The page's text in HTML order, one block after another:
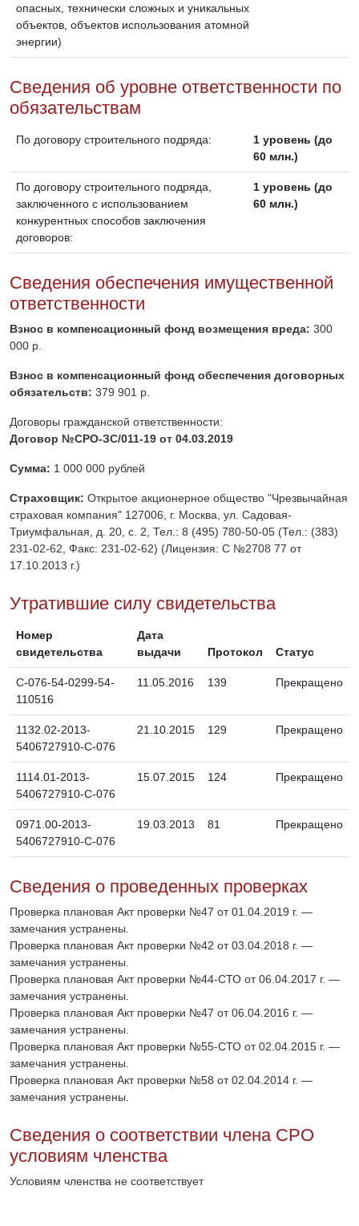
опасных, технически сложных и уникальных
объектов, объектов использования атомной
энергии)
Сведения об уровне ответственности по
обязательствам
По договору строительного подряда:
1 уровень (до
60 млн.)
По договору строительного подряда,
заключенного с использованием
конкурентных способов заключения
договоров:
1 уровень (до
60 млн.)
Сведения обеспечения имущественной
ответственности
Взнос в компенсационный фонд возмещения вреда: 300
000 р.
Взнос в компенсационный фонд обеспечения договорных
обязательств: 379 901 р.
Договоры гражданской ответственности:
Договор №СРО-ЗС/011-19 от 04.03.2019
Сумма: 1 000 000 рублей
Страховщик: Открытое акционерное общество "Чрезвычайная
страховая компания" 127006, г. Москва, ул. Садовая-
Триумфальная, д. 20, с. 2, Тел.: 8 (495) 780-50-05 (Тел.: (383)
231-02-62, Факс: 231-02-62) (Лицензия: С №2708 77 от
17.10.2013 г.)
Утратившие силу свидетельства
Номер
свидетельства
Дата
выдачи
Протокол Статус
C-076-54-0299-54-
110516
11.05.2016 139 Прекращено
1132.02-2013-
5406727910-С-076
21.10.2015 129 Прекращено
1114.01-2013-
5406727910-С-076
15.07.2015 124 Прекращено
0971.00-2013-
5406727910-С-076
19.03.2013 81 Прекращено
Сведения о проведенных проверках
Проверка плановая Акт проверки №47 от 01.04.2019 г. —
замечания устранены.
Проверка плановая Акт проверки №42 от 03.04.2018 г. —
замечания устранены.
Проверка плановая Акт проверки №44-СТО от 06.04.2017 г. —
замечания устранены.
Проверка плановая Акт проверки №47 от 06.04.2016 г. —
замечания устранены.
Проверка плановая Акт проверки №55-СТО от 02.04.2015 г. —
замечания устранены.
Проверка плановая Акт проверки №58 от 02.04.2014 г. —
замечания устранены.
Сведения о соответствии члена СРО
условиям членства
Условиям членства не соответствует